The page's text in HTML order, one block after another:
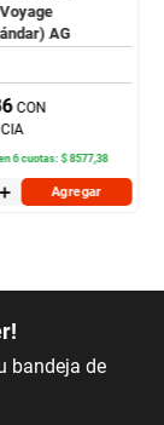
AG
CON
6cuotas:$ 8577,38
＋ Agregar
bandeja de